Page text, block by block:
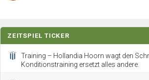
ZEITSPIEL TICKER
Training – Hollandia Hoorn wagt den
Konditionstraining ersetzt alles andere.